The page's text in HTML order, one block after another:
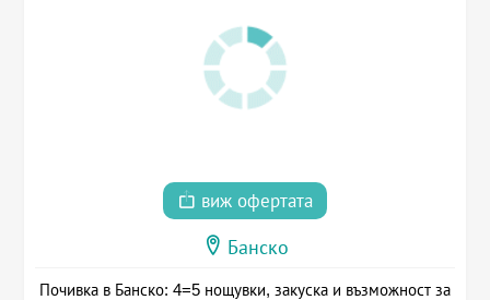
виж офертата
Банско
Почивка в Банско: 4=5 нощувки, закуска и възможност за